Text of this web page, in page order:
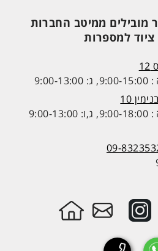
מובילים ממיטב החברות
ציוד למספרות
10
09-